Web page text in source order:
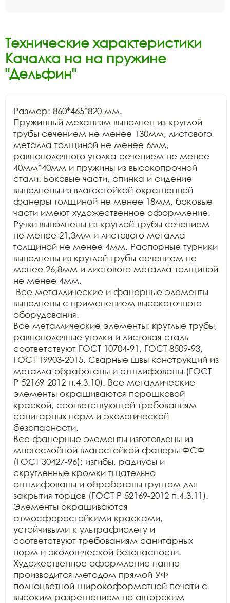
Технические характеристики
Качалка на на пружине
"Дельфин"
Размер: 860*465*820 мм.
Пружинный механизм выполнен из круглой
трубы сечением не менее 130мм, листового
металла толщиной не менее 6мм,
равнополочного уголка сечением не менее
40мм*40мм и пружины из высокопрочной
стали. Боковые части, спинка и сидение
выполнены из влагостойкой окрашенной
фанеры толщиной не менее 18мм, боковые
части имеют художественное оформление.
Ручки выполнены из круглой трубы сечением
не менее 21,3мм и листового металла
толщиной не менее 4мм. Распорные турники
выполнены из круглой трубы сечением не
менее 26,8мм и листового металла толщиной
не менее 4мм.
выполнены с применением высокоточного
оборудования.
Все металлические элементы: круглые трубы,
равнополочные уголки и листовая сталь
соответствуют ГОСТ 10704-91, ГОСТ 8509-93,
ГОСТ 19903-2015. Сварные швы конструкций из
металла обработаны и отшлифованы (ГОСТ
Р 52169-2012 п.4.3.10). Все металлические
элементы окрашиваются порошковой
краской, соответствующей требованиям
санитарных норм и экологической
безопасности.
Все фанерные элементы изготовлены из
многослойной влагостойкой фанеры ФСФ
(ГОСТ 30427-96); изгибы, радиусы и
скругленные кромки тщательно
отшлифованы и обработаны грунтом для
закрытия торцов (ГОСТ Р 52169-2012 п.4.3.11).
Элементы окрашиваются
атмосферостойкими красками,
устойчивыми к ультрафиолету и
соответствуют требованиям санитарных
норм и экологической безопасности.
Художественное оформление панно
производится методом прямой УФ
полноцветной широкоформатной печати с
высоким разрешением по авторским